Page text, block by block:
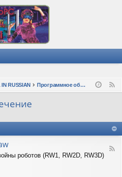
RUSSIAN Программное обеспечение
F
роботов (RW1, RW2D, RW3D)